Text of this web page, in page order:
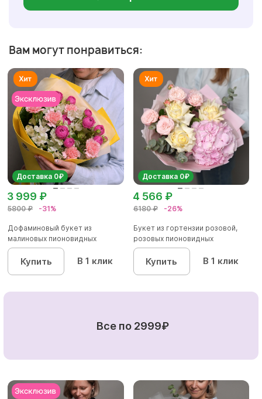
Вам могут понравиться:
Доставка 0₽
5800 ₽ -31%
3 999 ₽
Дофаминовый букет из
малиновых пионовидных
кустовых роз...
Купить В 1 клик
Доставка 0₽
6180 ₽ -26%
4 566 ₽
Букет из гортензии розовой,
розовых пионовидных
кустовы...
Купить В 1 клик
Все по 2999₽